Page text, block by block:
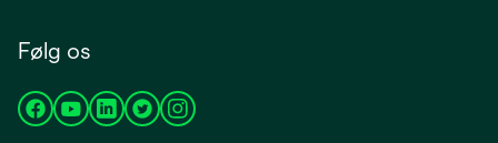
Følg os
opensopensopensopensopens